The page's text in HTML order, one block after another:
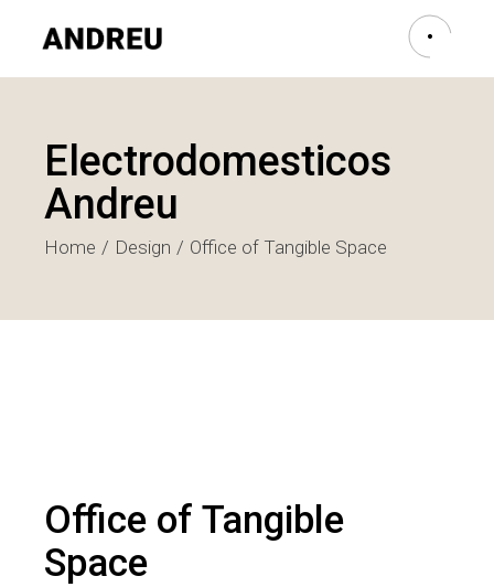
Electrodomesticos
Andreu
Home Design Office of Tangible Space
Office of Tangible
Space